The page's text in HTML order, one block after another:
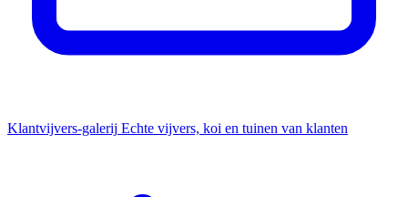
Klantvijvers-galerij Echte vijvers, koi en tuinen van klanten